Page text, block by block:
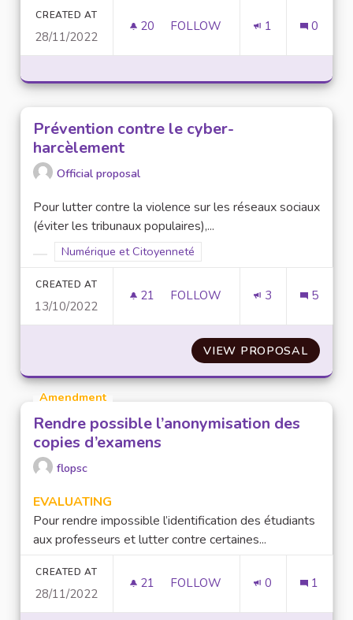
CREATED AT
28/11/2022
20 20 FOLLOWERS
FOLLOW 1 0
Prévention contre le cyber-
harcèlement
Official proposal
Pour lutter contre la violence sur les réseaux sociaux
(éviter les tribunaux populaires),...
Filter results for category:
Filter results for scope: Numérique et Citoyenneté
Numérique et Citoyenneté
CREATED AT
13/10/2022
21 21 FOLLOWERS
FOLLOW 3 5
VIEW PROPOSAL
Amendment
Rendre possible l’anonymisation des
copies d’examens
flopsc
EVALUATING
Pour rendre impossible l’identification des étudiants
aux professeurs et lutter contre certaines...
CREATED AT
28/11/2022
21 21 FOLLOWERS
FOLLOW 0 1